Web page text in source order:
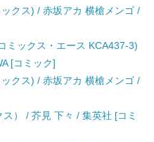
クス) / 赤坂アカ 横槍メンゴ /
ミックス・エース KCA437-3)
[コミック]
クス) / 赤坂アカ 横槍メンゴ /
） / 芥見 下々 / 集英社 [コミ